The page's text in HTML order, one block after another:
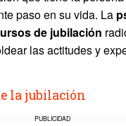
paso en su vida. La
de jubilación
las actitudes y
la jubilación
PUBLICIDAD